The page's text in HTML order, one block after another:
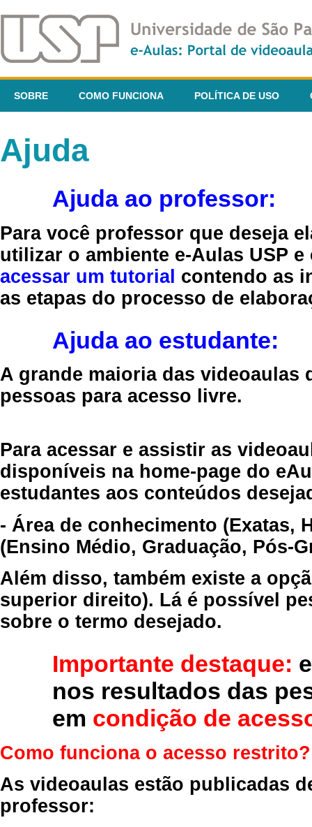
SOBRE COMO FUNCIONA POLÍTICA DE USO
Ajuda
Ajuda ao professor:
Para você professor que deseja
utilizar o ambiente e-Aulas USP
acessar um tutorial contendo as
as etapas do processo de
Ajuda ao estudante:
A grande maioria das videoaulas
pessoas para acesso livre.
Para acessar e assistir as
disponíveis na home-page do
estudantes aos conteúdos
- Área de conhecimento (Exatas,
(Ensino Médio, Graduação, Pós-
Além disso, também existe a
superior direito). Lá é possível
sobre o termo desejado.
Importante destaque:
nos resultados das
em condição de
Como funciona o acesso restrito?
As videoaulas estão publicadas
professor: